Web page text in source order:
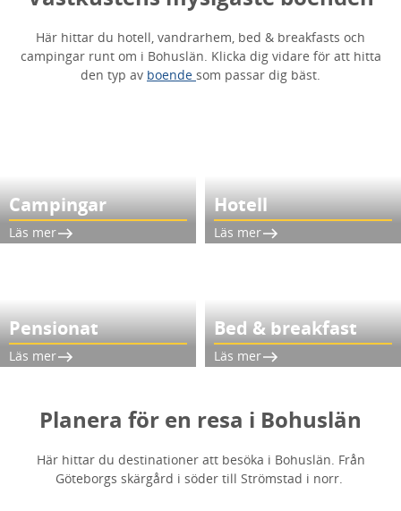
Här hittar du hotell, vandrarhem, bed & breakfasts och
campingar runt om i Bohuslän. Klicka dig vidare för att hitta
den typ av boende som passar dig bäst.
Campingar
Läs mer
Hotell
Läs mer
Pensionat
Läs mer
Bed & breakfast
Läs mer
Planera för en resa i Bohuslän
Här hittar du destinationer att besöka i Bohuslän. Från
Göteborgs skärgård i söder till Strömstad i norr.